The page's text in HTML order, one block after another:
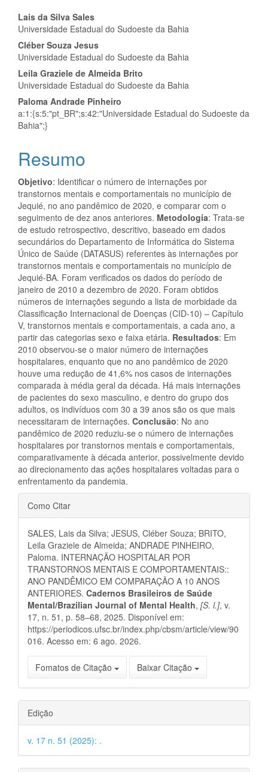
Conteúdo
do
artigo
principal
Lais da Silva Sales
Universidade Estadual do Sudoeste da Bahia
Cléber Souza Jesus
Universidade Estadual do Sudoeste da Bahia
Leila Graziele de Almeida Brito
Universidade Estadual do Sudoeste da Bahia
Paloma Andrade Pinheiro
a:1:{s:5:"pt_BR";s:42:"Universidade Estadual do Sudoeste da
Bahia";}
Resumo
Objetivo: Identificar o número de internações por
transtornos mentais e comportamentais no município de
Jequié, no ano pandêmico de 2020, e comparar com o
seguimento de dez anos anteriores. Metodologia: Trata-se
de estudo retrospectivo, descritivo, baseado em dados
secundários do Departamento de Informática do Sistema
Único de Saúde (DATASUS) referentes às internações por
transtornos mentais e comportamentais no município de
Jequié-BA. Foram verificados os dados do período de
janeiro de 2010 a dezembro de 2020. Foram obtidos
números de internações segundo a lista de morbidade da
Classificação Internacional de Doenças (CID-10) – Capítulo
V, transtornos mentais e comportamentais, a cada ano, a
partir das categorias sexo e faixa etária. Resultados: Em
2010 observou-se o maior número de internações
hospitalares, enquanto que no ano pandêmico de 2020
houve uma redução de 41,6% nos casos de internações
comparada à média geral da década. Há mais internações
de pacientes do sexo masculino, e dentro do grupo dos
adultos, os indivíduos com 30 a 39 anos são os que mais
necessitaram de internações. Conclusão: No ano
pandêmico de 2020 reduziu-se o número de internações
hospitalares por transtornos mentais e comportamentais,
comparativamente à década anterior, possivelmente devido
ao direcionamento das ações hospitalares voltadas para o
enfrentamento da pandemia.
Detalhes
do
artigo
Como Citar
SALES, Lais da Silva; JESUS, Cléber Souza; BRITO,
Leila Graziele de Almeida; ANDRADE PINHEIRO,
Paloma. INTERNAÇÃO HOSPITALAR POR
TRANSTORNOS MENTAIS E COMPORTAMENTAIS::
ANO PANDÊMICO EM COMPARAÇÃO A 10 ANOS
ANTERIORES. Cadernos Brasileiros de Saúde
Mental/Brazilian Journal of Mental Health, [S. l.], v.
17, n. 51, p. 58–68, 2025. Disponível em:
https://periodicos.ufsc.br/index.php/cbsm/article/view/90
016. Acesso em: 6 ago. 2026.
Fomatos de Citação Baixar Citação
Edição
v. 17 n. 51 (2025): .